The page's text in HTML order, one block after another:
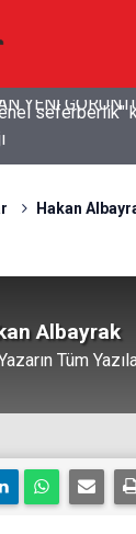
seferberlik"
Hakan
Albayrak
Tüm